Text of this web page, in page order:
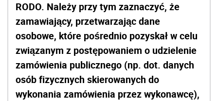
RODO. Należy przy tym zaznaczyć, że
zamawiający, przetwarzając dane
osobowe, które pośrednio pozyskał w celu
związanym z postępowaniem o udzielenie
zamówienia publicznego (np. dot. danych
osób fizycznych skierowanych do
wykonania zamówienia przez wykonawcę),